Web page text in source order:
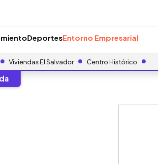
DeportesEntorno Empresarial
Viviendas El Salvador Centro Histórico